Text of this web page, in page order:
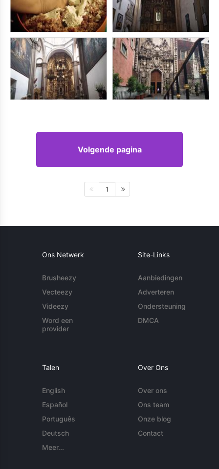
Volgende pagina
1
Ons Netwerk
Brusheezy
Vecteezy
Videezy
Word een
provider
Site-Links
Aanbiedingen
Adverteren
Ondersteuning
DMCA
Talen
English
Español
Português
Deutsch
Meer...
Over Ons
Over ons
Ons team
Onze blog
Contact